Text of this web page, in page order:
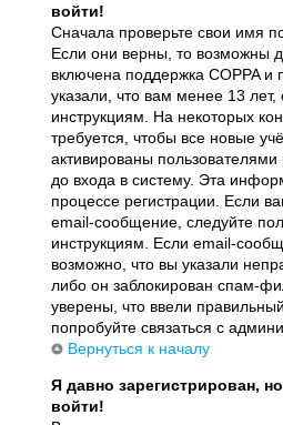
войти!
Сначала проверьте свои имя
Если они верны, то возможны
включена поддержка COPPA и
указали, что вам менее 13
инструкциям. На некоторых
требуется, чтобы все новые
активированы
до входа в систему. Эта
процессе регистрации. Если
email-сообщение, следуйте
инструкциям. Если email-
возможно, что вы указали
либо он заблокирован спам-
уверены, что ввели
попробуйте связаться с
Вернуться к началу
Я давно зарегистрирован,
войти!